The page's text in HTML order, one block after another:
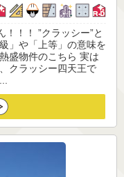
！！ ”クラッシー”と
」や「上等」の意味を
盛物件のこちら 実は
クラッシー四天王で